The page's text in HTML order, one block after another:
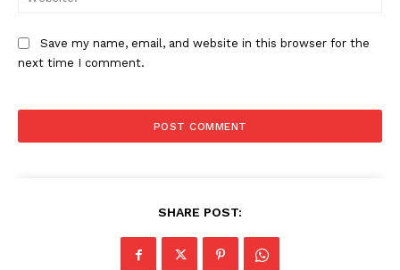
Save my name, email, and website in this browser for the
next time I comment.
SHARE POST: